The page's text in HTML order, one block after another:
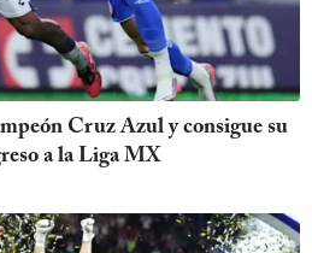
Cruz Azul y consigue su
a la Liga MX